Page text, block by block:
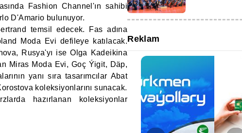
Fashion Channel'ın sahibi
D'Amario bulunuyor.
temsil edecek. Fas adına
Moda Evi defileye katılacak.
Rusya'yı ise Olga Kadeikina
Miras Moda Evi, Goç Ýigit, Däp,
yanı sıra tasarımcılar Abat
koleksiyonlarını sunacak.
hazırlanan koleksiyonlar
Reklam